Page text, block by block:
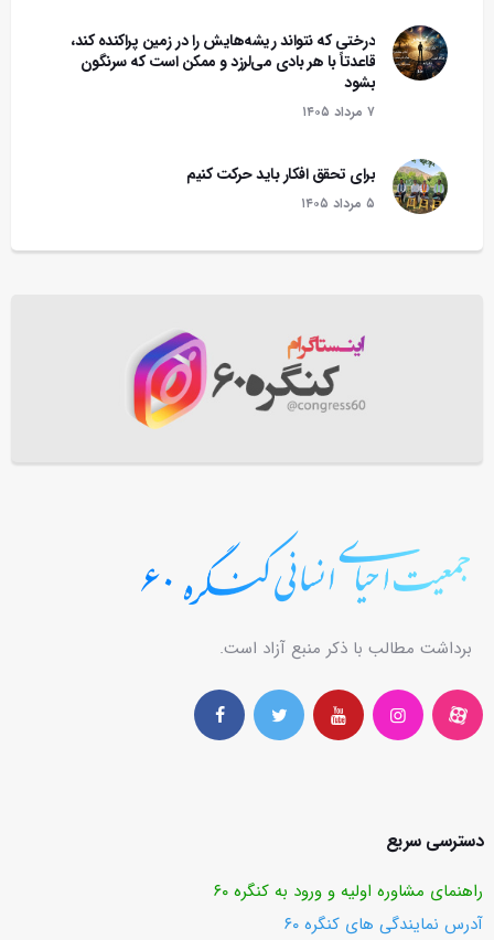
درختی که نتواند ریشه‌هایش را در زمین پراکنده کند،
قاعدتاً با هر بادی می‌لرزد و ممکن است که سرنگون
بشود‌
۷ مرداد ۱۴۰۵
برای تحقق افکار باید حرکت کنیم
۵ مرداد ۱۴۰۵
برداشت مطالب با ذکر منبع آزاد است.
دسترسی سریع
راهنمای مشاوره اولیه و ورود به کنگره ۶۰
آدرس نمایندگی های کنگره ۶۰